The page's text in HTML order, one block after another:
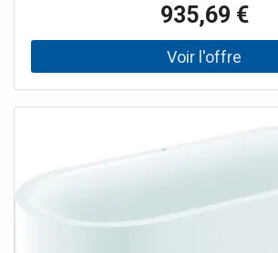
mitigeur monocommande Bec de bain
Conversion baignoire/douche pour
main Horia Cosmopolitan Stick
autres surfaces : douchette à main
intrinsèquement sûr contre le reflux peut
935,69 €